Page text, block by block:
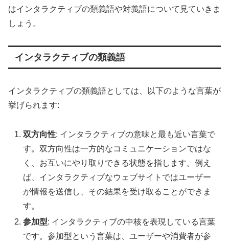
はインタラクティブの類義語や対義語について見ていきま
しょう。
インタラクティブの類義語
インタラクティブの類義語としては、以下のような言葉が
挙げられます:
双方向性: インタラクティブの意味と最も近い言葉で
す。双方向性は一方的なコミュニケーションではな
く、お互いにやり取りできる状態を指します。例え
ば、インタラクティブなウェブサイトではユーザー
が情報を送信し、その結果を受け取ることができま
す。
参加型: インタラクティブの中核を表現している言葉
です。参加型という言葉は、ユーザーや消費者が参